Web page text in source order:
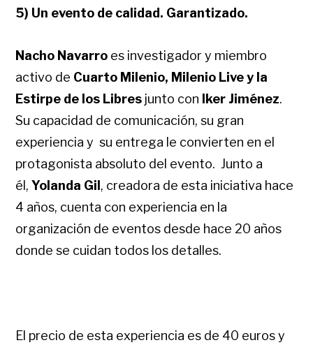
5) Un evento de calidad. Garantizado.
Nacho Navarro es investigador y miembro
activo de Cuarto Milenio, Milenio Live y la
Estirpe de los Libres junto con Iker Jiménez.
Su capacidad de comunicación, su gran
experiencia y su entrega le convierten en el
protagonista absoluto del evento. Junto a
él,Yolanda Gil, creadora de esta iniciativa hace
4 años, cuenta con experiencia en la
organización de eventos desde hace 20 años
donde se cuidan todos los detalles.
El precio de esta experiencia es de 40 euros y